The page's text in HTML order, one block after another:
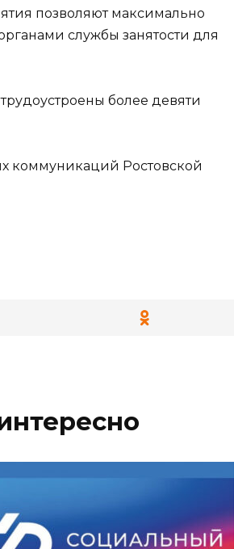
позволяют максимально
службы занятости для
более девяти
коммуникаций Ростовской